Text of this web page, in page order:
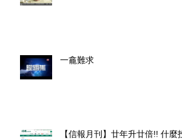
一龕難求
【信報月刊】廿年升廿倍!! 什麼投